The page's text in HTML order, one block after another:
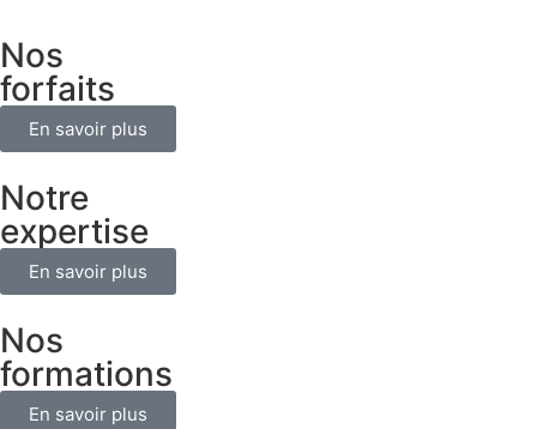
Nos
forfaits
En savoir plus
Notre
expertise
En savoir plus
Nos
formations
En savoir plus